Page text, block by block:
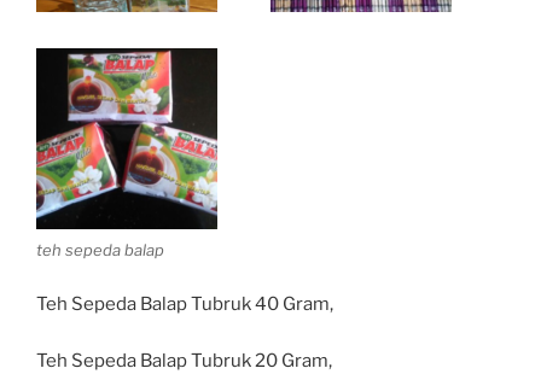
teh sepeda balap
Teh Sepeda Balap Tubruk 40 Gram,
Teh Sepeda Balap Tubruk 20 Gram,